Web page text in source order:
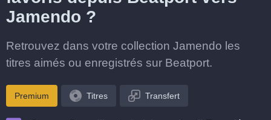
Jamendo ?
Retrouvez dans votre collection Jamendo les
titres aimés ou enregistrés sur Beatport.
Premium Titres Transfert